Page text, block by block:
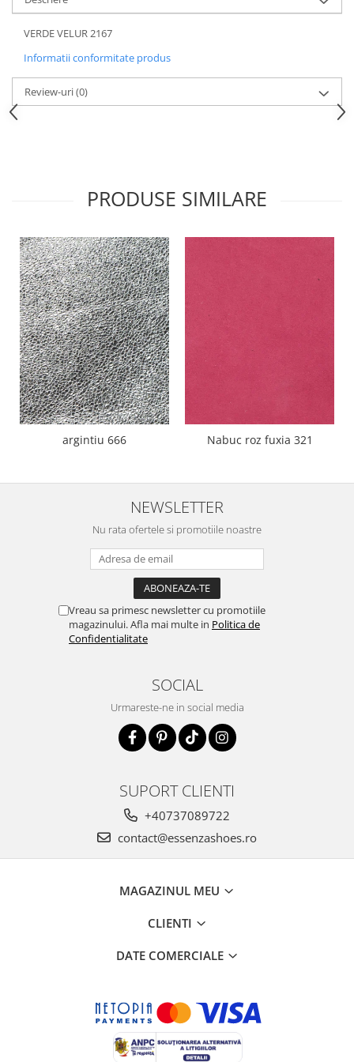
VERDE VELUR 2167
Informatii conformitate produs
Review-uri(0)
PRODUSE SIMILARE
argintiu 666 Nabuc roz fuxia 321
NEWSLETTER
Nu rata ofertele si promotiile noastre
Vreau sa primesc newsletter cu promotiile
magazinului. Afla mai multe in Politica de
Confidentialitate
SOCIAL
Urmareste-ne in social media
SUPORT CLIENTI
+40737089722
contact@essenzashoes.ro
MAGAZINUL MEU
CLIENTI
DATE COMERCIALE